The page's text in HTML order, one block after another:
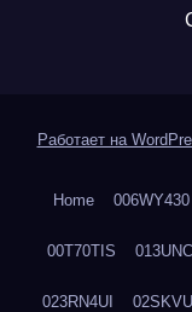
Работает на
Home 006WY430
00T70TIS
023RN4UI